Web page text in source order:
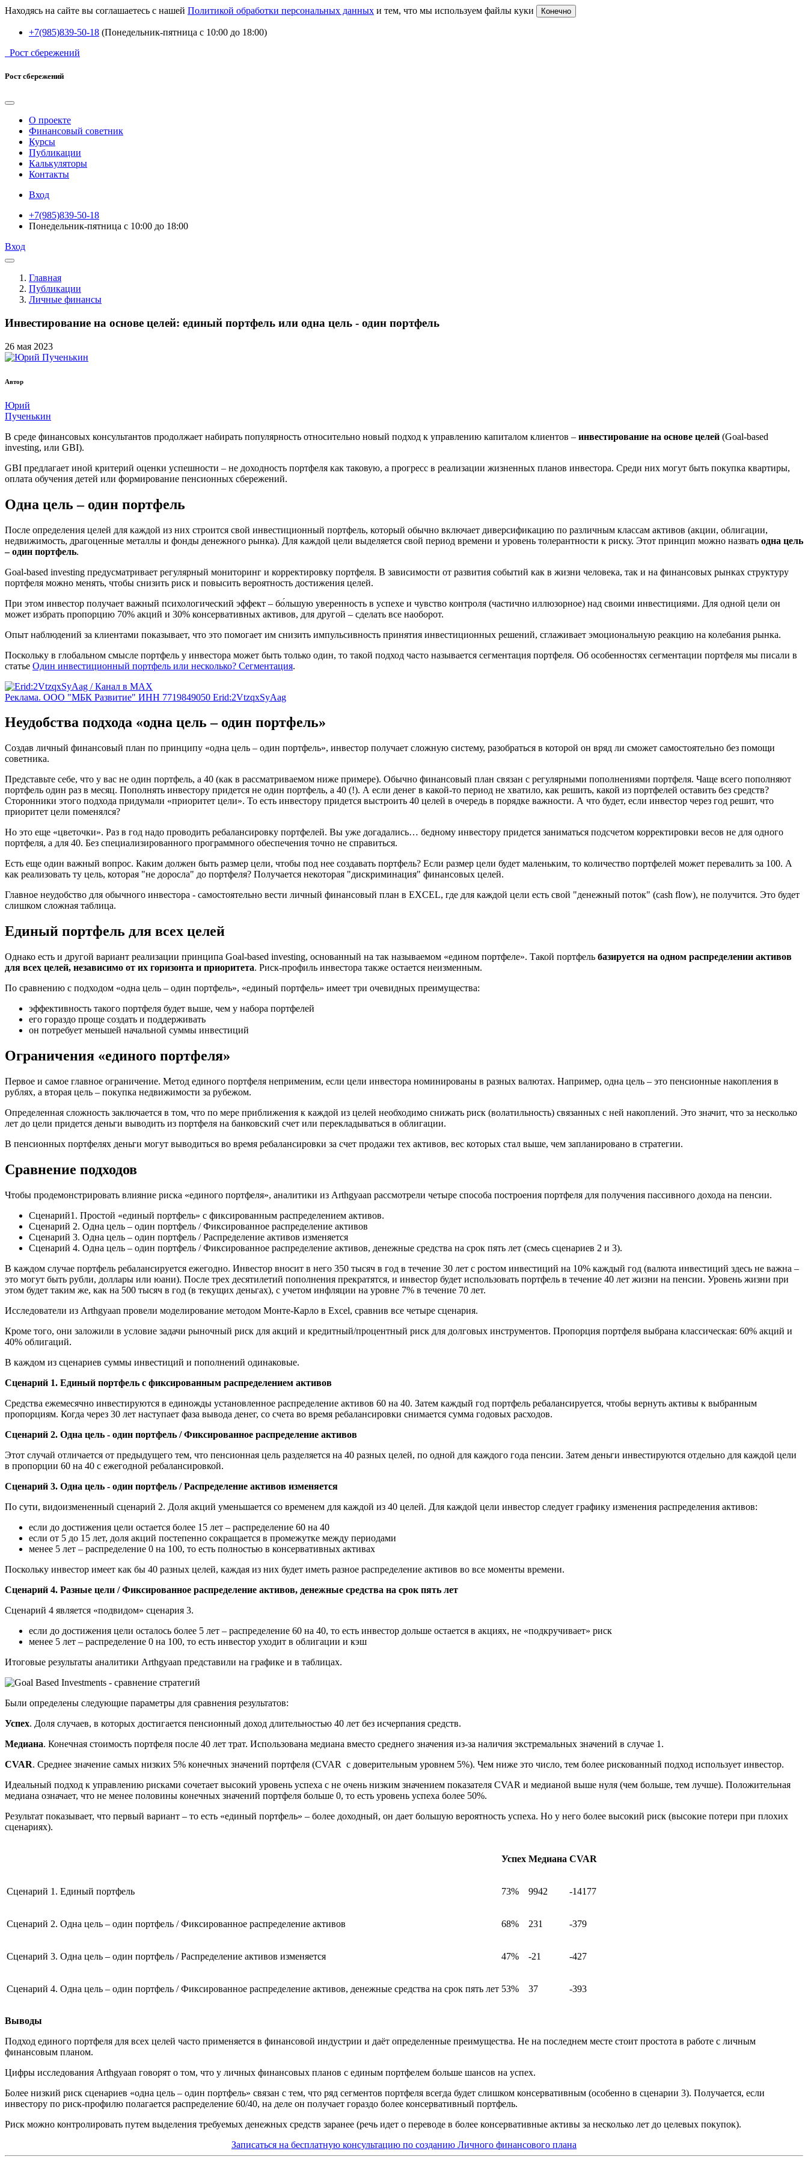
Находясь на сайте вы соглашаетесь с нашей Политикой обработки персональных данных и тем, что мы используем файлы куки Конечно
+7(985)839-50-18 (Понедельник-пятница с 10:00 до 18:00)
Рост сбережений
Рост сбережений
О проекте
Финансовый советник
Курсы
Публикации
Калькуляторы
Контакты
Вход
+7(985)839-50-18
Понедельник-пятница с 10:00 до 18:00
Вход
Главная
Публикации
Личные финансы
Инвестирование на основе целей: единый портфель или одна цель - один портфель
26 мая 2023
Автор
Юрий
Пученькин
В среде финансовых консультантов продолжает набирать популярность относительно новый подход к управлению капиталом клиентов – инвестирование на основе целей (Goal-based
investing, или GBI).
GBI предлагает иной критерий оценки успешности – не доходность портфеля как таковую, а прогресс в реализации жизненных планов инвестора. Среди них могут быть покупка квартиры,
оплата обучения детей или формирование пенсионных сбережений.
Одна цель – один портфель
После определения целей для каждой из них строится свой инвестиционный портфель, который обычно включает диверсификацию по различным классам активов (акции, облигации,
недвижимость, драгоценные металлы и фонды денежного рынка). Для каждой цели выделяется свой период времени и уровень толерантности к риску. Этот принцип можно назвать одна цель
– один портфель.
Goal-based investing предусматривает регулярный мониторинг и корректировку портфеля. В зависимости от развития событий как в жизни человека, так и на финансовых рынках структуру
портфеля можно менять, чтобы снизить риск и повысить вероятность достижения целей.
При этом инвестор получает важный психологический эффект – бо́льшую уверенность в успехе и чувство контроля (частично иллюзорное) над своими инвестициями. Для одной цели он
может избрать пропорцию 70% акций и 30% консервативных активов, для другой – сделать все наоборот.
Опыт наблюдений за клиентами показывает, что это помогает им снизить импульсивность принятия инвестиционных решений, сглаживает эмоциональную реакцию на колебания рынка.
Поскольку в глобальном смысле портфель у инвестора может быть только один, то такой подход часто называется сегментация портфеля. Об особенностях сегментации портфеля мы писали в
статье Один инвестиционный портфель или несколько? Сегментация.
Реклама. ООО "МБК Развитие" ИНН 7719849050 Erid:2VtzqxSyAag
Неудобства подхода «одна цель – один портфель»
Создав личный финансовый план по принципу «одна цель – один портфель», инвестор получает сложную систему, разобраться в которой он вряд ли сможет самостоятельно без помощи
советника.
Представьте себе, что у вас не один портфель, а 40 (как в рассматриваемом ниже примере). Обычно финансовый план связан с регулярными пополнениями портфеля. Чаще всего пополняют
портфель один раз в месяц. Пополнять инвестору придется не один портфель, а 40 (!). А если денег в какой-то период не хватило, как решить, какой из портфелей оставить без средств?
Сторонники этого подхода придумали «приоритет цели». То есть инвестору придется выстроить 40 целей в очередь в порядке важности. А что будет, если инвестор через год решит, что
приоритет цели поменялся?
Но это еще «цветочки». Раз в год надо проводить ребалансировку портфелей. Вы уже догадались… бедному инвестору придется заниматься подсчетом корректировки весов не для одного
портфеля, а для 40. Без специализированного программного обеспечения точно не справиться.
Есть еще один важный вопрос. Каким должен быть размер цели, чтобы под нее создавать портфель? Если размер цели будет маленьким, то количество портфелей может перевалить за 100. А
как реализовать ту цель, которая "не доросла" до портфеля? Получается некоторая "дискриминация" финансовых целей.
Главное неудобство для обычного инвестора - самостоятельно вести личный финансовый план в EXCEL, где для каждой цели есть свой "денежный поток" (cash flow), не получится. Это будет
слишком сложная таблица.
Единый портфель для всех целей
Однако есть и другой вариант реализации принципа Goal-based investing, основанный на так называемом «едином портфеле». Такой портфель базируется на одном распределении активов
для всех целей, независимо от их горизонта и приоритета. Риск-профиль инвестора также остается неизменным.
По сравнению с подходом «одна цель – один портфель», «единый портфель» имеет три очевидных преимущества:
эффективность такого портфеля будет выше, чем у набора портфелей
его гораздо проще создать и поддерживать
он потребует меньшей начальной суммы инвестиций
Ограничения «единого портфеля»
Первое и самое главное ограничение. Метод единого портфеля неприменим, если цели инвестора номинированы в разных валютах. Например, одна цель – это пенсионные накопления в
рублях, а вторая цель – покупка недвижимости за рубежом.
Определенная сложность заключается в том, что по мере приближения к каждой из целей необходимо снижать риск (волатильность) связанных с ней накоплений. Это значит, что за несколько
лет до цели придется деньги выводить из портфеля на банковский счет или перекладываться в облигации.
В пенсионных портфелях деньги могут выводиться во время ребалансировки за счет продажи тех активов, вес которых стал выше, чем запланировано в стратегии.
Сравнение подходов
Чтобы продемонстрировать влияние риска «единого портфеля», аналитики из Arthgyaan рассмотрели четыре способа построения портфеля для получения пассивного дохода на пенсии.
Сценарий1. Простой «единый портфель» с фиксированным распределением активов.
Сценарий 2. Одна цель – один портфель / Фиксированное распределение активов
Сценарий 3. Одна цель – один портфель / Распределение активов изменяется
Сценарий 4. Одна цель – один портфель / Фиксированное распределение активов, денежные средства на срок пять лет (смесь сценариев 2 и 3).
В каждом случае портфель ребалансируется ежегодно. Инвестор вносит в него 350 тысяч в год в течение 30 лет с ростом инвестиций на 10% каждый год (валюта инвестиций здесь не важна –
это могут быть рубли, доллары или юани). После трех десятилетий пополнения прекратятся, и инвестор будет использовать портфель в течение 40 лет жизни на пенсии. Уровень жизни при
этом будет таким же, как на 500 тысяч в год (в текущих деньгах), с учетом инфляции на уровне 7% в течение 70 лет.
Исследователи из Arthgyaan провели моделирование методом Монте-Карло в Excel, сравнив все четыре сценария.
Кроме того, они заложили в условие задачи рыночный риск для акций и кредитный/процентный риск для долговых инструментов. Пропорция портфеля выбрана классическая: 60% акций и
40% облигаций.
В каждом из сценариев суммы инвестиций и пополнений одинаковые.
Сценарий 1. Единый портфель с фиксированным распределением активов
Средства ежемесячно инвестируются в единожды установленное распределение активов 60 на 40. Затем каждый год портфель ребалансируется, чтобы вернуть активы к выбранным
пропорциям. Когда через 30 лет наступает фаза вывода денег, со счета во время ребалансировки снимается сумма годовых расходов.
Сценарий 2. Одна цель - один портфель / Фиксированное распределение активов
Этот случай отличается от предыдущего тем, что пенсионная цель разделяется на 40 разных целей, по одной для каждого года пенсии. Затем деньги инвестируются отдельно для каждой цели
в пропорции 60 на 40 с ежегодной ребалансировкой.
Сценарий 3. Одна цель - один портфель / Распределение активов изменяется
По сути, видоизмененный сценарий 2. Доля акций уменьшается со временем для каждой из 40 целей. Для каждой цели инвестор следует графику изменения распределения активов:
если до достижения цели остается более 15 лет – распределение 60 на 40
если от 5 до 15 лет, доля акций постепенно сокращается в промежутке между периодами
менее 5 лет – распределение 0 на 100, то есть полностью в консервативных активах
Поскольку инвестор имеет как бы 40 разных целей, каждая из них будет иметь разное распределение активов во все моменты времени.
Сценарий 4. Разные цели / Фиксированное распределение активов, денежные средства на срок пять лет
Сценарий 4 является «подвидом» сценария 3.
если до достижения цели осталось более 5 лет – распределение 60 на 40, то есть инвестор дольше остается в акциях, не «подкручивает» риск
менее 5 лет – распределение 0 на 100, то есть инвестор уходит в облигации и кэш
Итоговые результаты аналитики Arthgyaan представили на графике и в таблицах.
Были определены следующие параметры для сравнения результатов:
Успех. Доля случаев, в которых достигается пенсионный доход длительностью 40 лет без исчерпания средств.
Медиана. Конечная стоимость портфеля после 40 лет трат. Использована медиана вместо среднего значения из-за наличия экстремальных значений в случае 1.
CVAR. Среднее значение самых низких 5% конечных значений портфеля (CVAR с доверительным уровнем 5%). Чем ниже это число, тем более рискованный подход использует инвестор.
Идеальный подход к управлению рисками сочетает высокий уровень успеха с не очень низким значением показателя CVAR и медианой выше нуля (чем больше, тем лучше). Положительная
медиана означает, что не менее половины конечных значений портфеля больше 0, то есть уровень успеха более 50%.
Результат показывает, что первый вариант – то есть «единый портфель» – более доходный, он дает большую вероятность успеха. Но у него более высокий риск (высокие потери при плохих
сценариях).
Успех Медиана CVAR
Сценарий 1. Единый портфель 73% 9942 -14177
Сценарий 2. Одна цель – один портфель / Фиксированное распределение активов 68% 231 -379
Сценарий 3. Одна цель – один портфель / Распределение активов изменяется 47% -21 -427
Сценарий 4. Одна цель – один портфель / Фиксированное распределение активов, денежные средства на срок пять лет 53% 37 -393
Выводы
Подход единого портфеля для всех целей часто применяется в финансовой индустрии и даёт определенные преимущества. Не на последнем месте стоит простота в работе с личным
финансовым планом.
Цифры исследования Arthgyaan говорят о том, что у личных финансовых планов с единым портфелем больше шансов на успех.
Более низкий риск сценариев «одна цель – один портфель» связан с тем, что ряд сегментов портфеля всегда будет слишком консервативным (особенно в сценарии 3). Получается, если
инвестору по риск-профилю полагается распределение 60/40, на деле он получает гораздо более консервативный портфель.
Риск можно контролировать путем выделения требуемых денежных средств заранее (речь идет о переводе в более консервативные активы за несколько лет до целевых покупок).
Записаться на бесплатную консультацию по созданию Личного финансового плана